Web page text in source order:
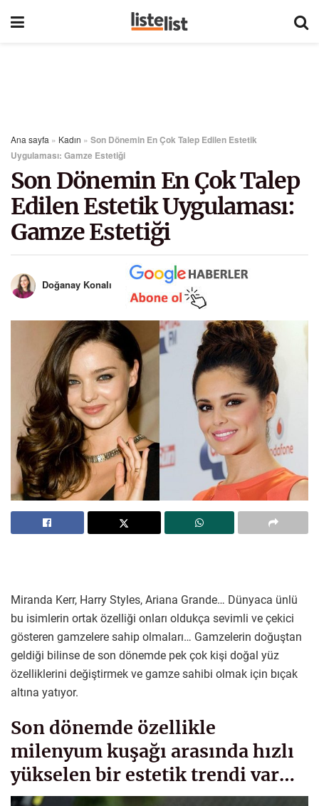
Ana sayfa » Kadın » Son Dönemin En Çok Talep Edilen Estetik
Uygulaması: Gamze Estetiği
Son Dönemin En Çok Talep
Edilen Estetik Uygulaması:
Gamze Estetiği
Doğanay Konalı
Miranda Kerr, Harry Styles, Ariana Grande… Dünyaca ünlü
bu isimlerin ortak özelliği onları oldukça sevimli ve çekici
gösteren gamzelere sahip olmaları… Gamzelerin doğuştan
geldiği bilinse de son dönemde pek çok kişi doğal yüz
özelliklerini değiştirmek ve gamze sahibi olmak için bıçak
altına yatıyor.
Son dönemde özellikle
milenyum kuşağı arasında hızlı
yükselen bir estetik trendi var…